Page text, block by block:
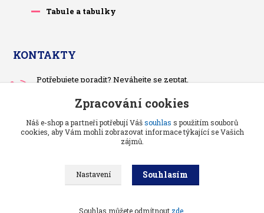
Tabule a tabulky
KONTAKTY
Potřebujete poradit? Neváhejte se zeptat.
Po-čt, po 13 hodině
pietrasova.p@seznam.cz
Vše pro děti a kojence // Grafika a kódování
Zpracování cookies
Náš e-shop a partneři potřebují Vášsouhlas s použitím souborů
cookies, aby Vám mohli zobrazovat informace týkající se Vašich
zájmů.
Nastavení Souhlasím
Souhlas můžete odmítnout zde